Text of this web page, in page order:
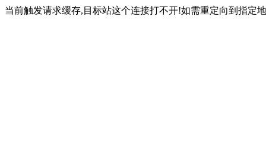
当前触发请求缓存,目标站这个连接打不开!如需重定向到指定